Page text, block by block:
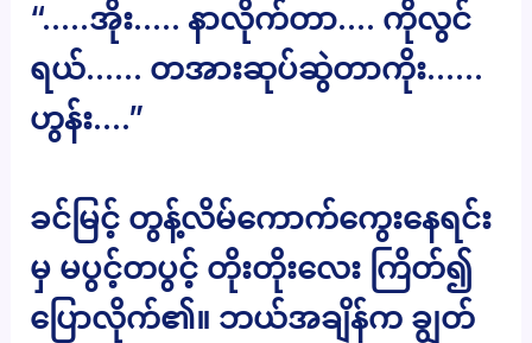
“…..အိုး….. နာလိုက်တာ…. ကိုလွင်
ရယ်…… တအားဆုပ်ဆွဲတာကိုး……
ဟွန်း….”
ခင်မြင့် တွန့်လိမ်ကောက်ကွေးနေရင်း
မှ မပွင့်တပွင့် တိုးတိုးလေး ကြိတ်၍
ပြောလိုက်၏။ ဘယ်အချိန်က ချွတ်